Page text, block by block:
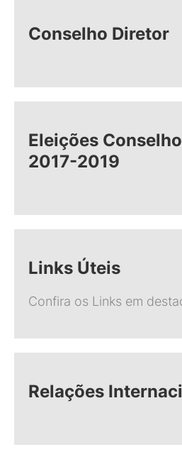
Conselho Diretor
Eleições
2017-2019
Links Úteis
Confira os Links em
Relações